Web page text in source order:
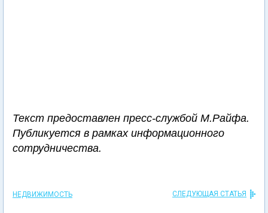
Текст предоставлен пресс-службой М.Райфа.
Публикуется в рамках информационного
сотрудничества.
НЕДВИЖИМОСТЬ СЛЕДУЮЩАЯ СТАТЬЯ